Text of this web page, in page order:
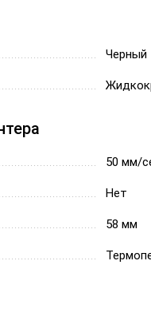
Черный
50 мм/
Нет
58 мм